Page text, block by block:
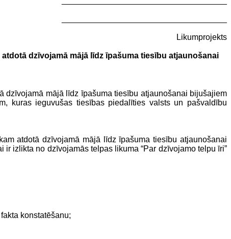
Likumprojekts
dzīvojamā mājā līdz īpašuma tiesību atjaunošanai
mājā līdz īpašuma tiesību atjaunošanai bijušajiem
kuras ieguvušas tiesības piedalīties valsts un pašvaldību
atdotā dzīvojamā mājā līdz īpašuma tiesību atjaunošanai
ir izlikta no dzīvojamās telpas likuma “Par dzīvojamo telpu īri”
konstatēšanu;